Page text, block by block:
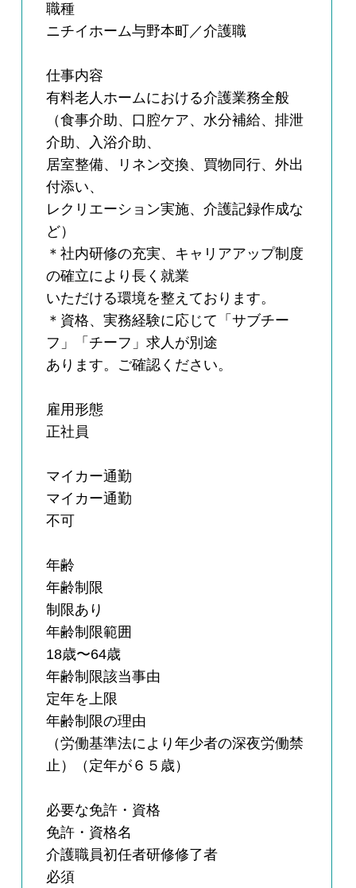
職種
ニチイホーム与野本町／介護職
仕事内容
有料老人ホームにおける介護業務全般
（食事介助、口腔ケア、水分補給、排泄
介助、入浴介助、
居室整備、リネン交換、買物同行、外出
付添い、
レクリエーション実施、介護記録作成な
ど）
＊社内研修の充実、キャリアアップ制度
の確立により長く就業
いただける環境を整えております。
＊資格、実務経験に応じて「サブチー
フ」「チーフ」求人が別途
あります。ご確認ください。
雇用形態
正社員
マイカー通勤
マイカー通勤
不可
年齢
年齢制限
制限あり
年齢制限範囲
18歳〜64歳
年齢制限該当事由
定年を上限
年齢制限の理由
（労働基準法により年少者の深夜労働禁
止）（定年が６５歳）
必要な免許・資格
免許・資格名
介護職員初任者研修修了者
必須